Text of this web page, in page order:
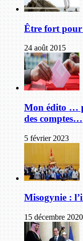
Être fort
24 août 2015
Mon édito …
des comptes…
5 février 2023
Misogynie :
15 décembre 2020